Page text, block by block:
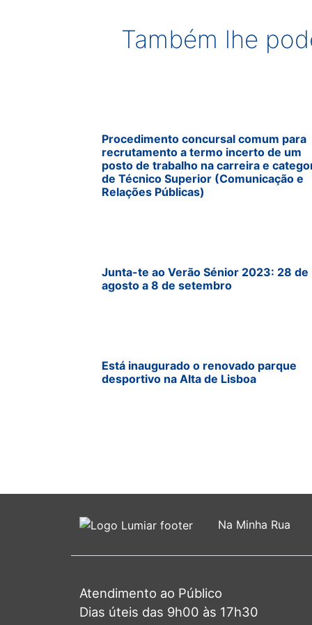
Também lhe
Procedimento concursal comum para
recrutamento a termo incerto de um
posto de trabalho na carreira e
de Técnico Superior (Comunicação e
Relações Públicas)
Junta-te ao Verão Sénior 2023: 28 de
agosto a 8 de setembro
Está inaugurado o renovado parque
desportivo na Alta de Lisboa
Na Minha Rua
Atendimento ao Público
Dias úteis das 9h00 às 17h30